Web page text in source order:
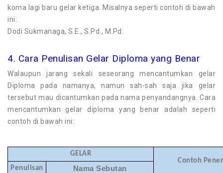
koma lagi baru gelar ketiga. Misalnya seperti contoh di bawah
ini:
Dodi Sukmanaga, S.E., S.Pd., M.Pd.
4. Cara Penulisan Gelar Diploma yang Benar
Walaupun jarang sekali seseorang mencantumkan gelar
Diploma pada namanya, namun sah-sah saja jika gelar
tersebut mau dicantumkan pada nama penyandangnya. Cara
mencantumkan gelar diploma yang benar adalah seperti
contoh di bawah ini:
GELAR
Contoh
Penulisan
Nama Sebutan